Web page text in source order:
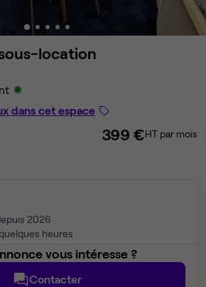
location
dans cet espace
399 €HT par mois
2026
heures
vous intéresse ?
Contacter